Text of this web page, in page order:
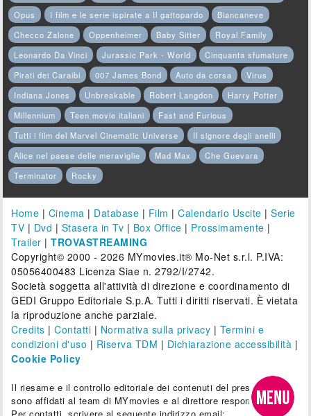
Opus
I film e le serie ispirate a Il gattopardo
Biancaneve
Checco Zalone
Oppenheimer Baby Sitter
Royal Family
Leonardo Da Vinci
Jurassic Park - World
Cinquanta sfumature
Pirati dei Caraibi
007 James Bond Auto da corsa
Virus
Indiana Jones
Unbreakable Robert Langdon
Harry Potter
Millennium
Teen movie italiani
Fast and Furious
Tutti i film del Marvel Cinematic Universe
Il signore degli anelli
Alice nel paese delle meraviglie
Mad Max
Che Guevara
Terminator
Rocky
Home | Cinema | Database | Film |Calendario Uscite |Serie
TV | Dvd | Stasera in Tv | Box Office | Prossimamente |
Trailer |TROVASTREAMING
Copyright© 2000 - 2026 MYmovies.it® Mo-Net s.r.l. P.IVA:
05056400483 Licenza Siae n. 2792/I/2742.
Società soggetta all'attività di direzione e coordinamento di
GEDI Gruppo Editoriale S.p.A. Tutti i diritti riservati. È vietata
la riproduzione anche parziale.
Credits |Contatti | Normativa sulla privacy | Termini e
condizioni d'uso | Riserva TDM | Dichiarazione accessibilità |
Cookie Policy
Il riesame e il controllo editoriale dei contenuti del presente sito
sono affidati al team di MYmovies e al direttore responsabile.